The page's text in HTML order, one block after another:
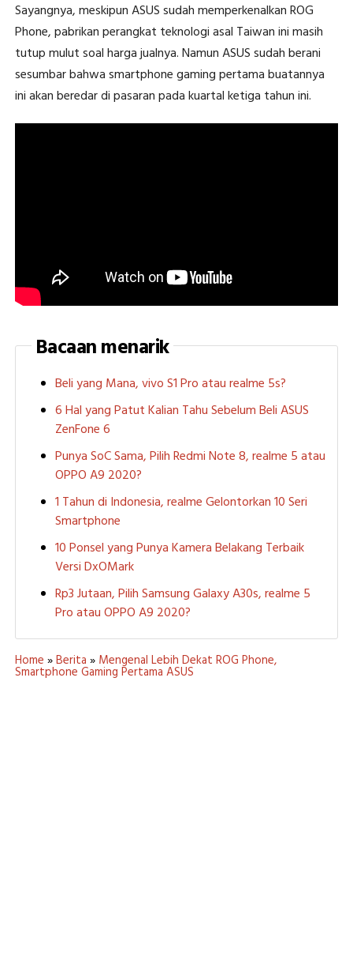
Sayangnya, meskipun ASUS sudah memperkenalkan ROG
Phone, pabrikan perangkat teknologi asal Taiwan ini masih
tutup mulut soal harga jualnya. Namun ASUS sudah berani
sesumbar bahwa smartphone gaming pertama buatannya
ini akan beredar di pasaran pada kuartal ketiga tahun ini.
Bacaan menarik
Beli yang Mana, vivo S1 Pro atau realme 5s?
6 Hal yang Patut Kalian Tahu Sebelum Beli ASUS
ZenFone 6
Punya SoC Sama, Pilih Redmi Note 8, realme 5 atau
OPPO A9 2020?
1 Tahun di Indonesia, realme Gelontorkan 10 Seri
Smartphone
10 Ponsel yang Punya Kamera Belakang Terbaik
Versi DxOMark
Rp3 Jutaan, Pilih Samsung Galaxy A30s, realme 5
Pro atau OPPO A9 2020?
Home »Berita » Mengenal Lebih Dekat ROG Phone,
Smartphone Gaming Pertama ASUS